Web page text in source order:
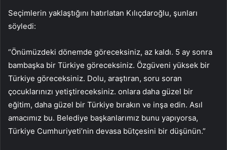
Seçimlerin yaklaştığını hatırlatan Kılıçdaroğlu, şunları
söyledi:
“Önümüzdeki dönemde göreceksiniz, az kaldı. 5 ay sonra
bambaşka bir Türkiye göreceksiniz. Özgüveni yüksek bir
Türkiye göreceksiniz. Dolu, araştıran, soru soran
çocuklarınızı yetiştireceksiniz. onlara daha güzel bir
eğitim, daha güzel bir Türkiye bırakın ve inşa edin. Asıl
amacımız bu. Belediye başkanlarımız bunu yapıyorsa,
Türkiye Cumhuriyeti’nin devasa bütçesini bir düşünün.”